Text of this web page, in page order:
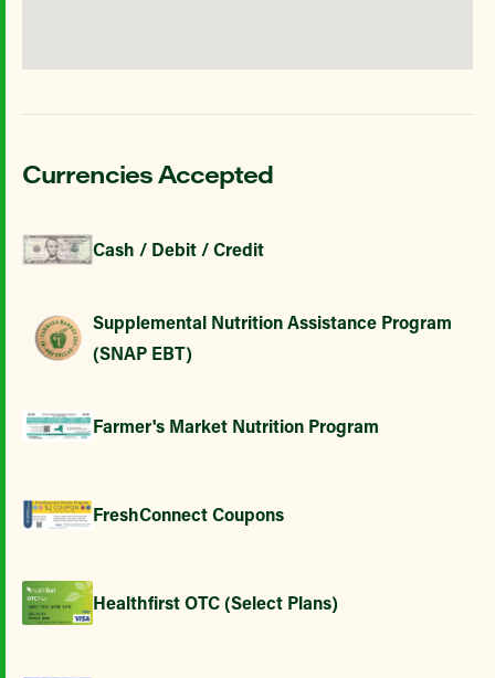
Currencies Accepted
Cash / Debit / Credit
Supplemental Nutrition Assistance Program
(SNAP EBT)
Farmer's Market Nutrition Program
FreshConnect Coupons
Healthfirst OTC (Select Plans)